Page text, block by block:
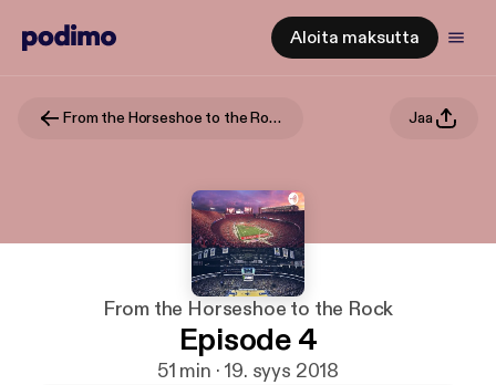
Aloita maksutta
From the Horseshoe to the Rock Jaa
From the Horseshoe to the Rock
Episode 4
51 min · 19. syys 2018